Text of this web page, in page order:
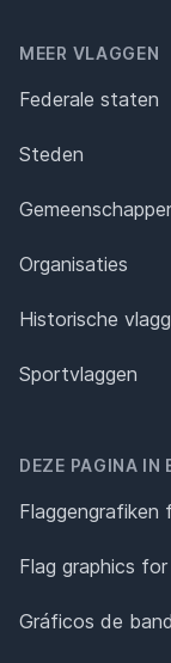
MEER VLAGGEN
Federale staten
Steden
Organisaties
Historische
Sportvlaggen
DEZE PAGINA IN
Flaggengrafiken
Flag graphics
Gráficos de